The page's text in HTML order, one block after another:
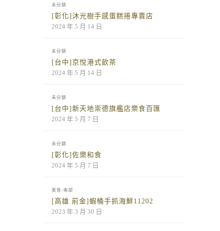
未分類
[彰化]沐光樹手感蛋糕捲專賣店
2024 年 5 月 14 日
未分類
[台中]京悅港式飲茶
2024 年 5 月 14 日
未分類
[台中]新天地崇德旗艦店樂食百匯
2024 年 5 月 7 日
未分類
[彰化]佐樂和食
2024 年 5 月 7 日
美食-南部
[高雄 前金]蝦桶手抓海鮮11202
2023 年 3 月 30 日